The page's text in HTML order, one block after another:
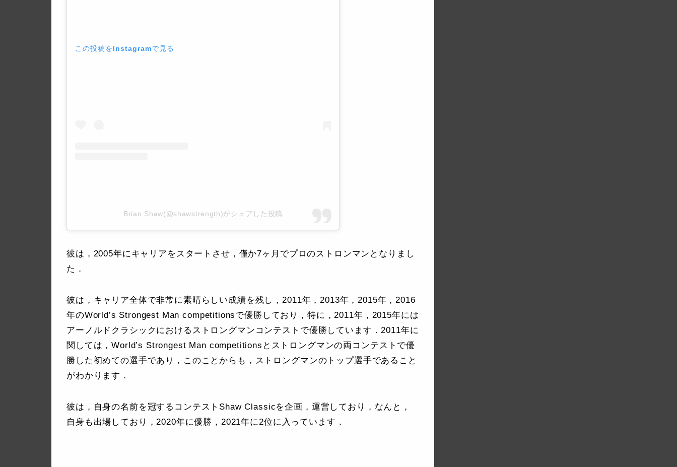
この投稿をInstagramで見る
Brian Shaw(@shawstrength)がシェアした投稿
彼は，2005年にキャリアをスタートさせ，僅か7ヶ月でプロのストロンマンとなりまし
た．
彼は，キャリア全体で非常に素晴らしい成績を残し，2011年，2013年，2015年，2016
年のWorld’s Strongest Man competitionsで優勝しており，特に，2011年，2015年には
アーノルドクラシックにおけるストロングマンコンテストで優勝しています．2011年に
関しては，World’s Strongest Man competitionsとストロングマンの両コンテストで優
勝した初めての選手であり，このことからも，ストロングマンのトップ選手であること
がわかります．
彼は，自身の名前を冠するコンテストShaw Classicを企画，運営しており，なんと，
自身も出場しており，2020年に優勝，2021年に2位に入っています．